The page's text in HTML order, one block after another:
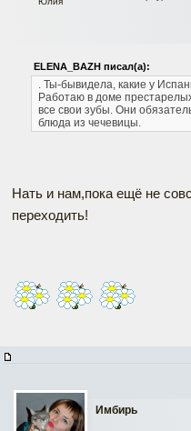
ELENA_BAZH писал(а):
. Ты-бывидела, какие у
Работаю в доме
все свои зубы. Они
блюда из чечевицы.
Нать и нам,пока ещё не
переходить!
Имбирь